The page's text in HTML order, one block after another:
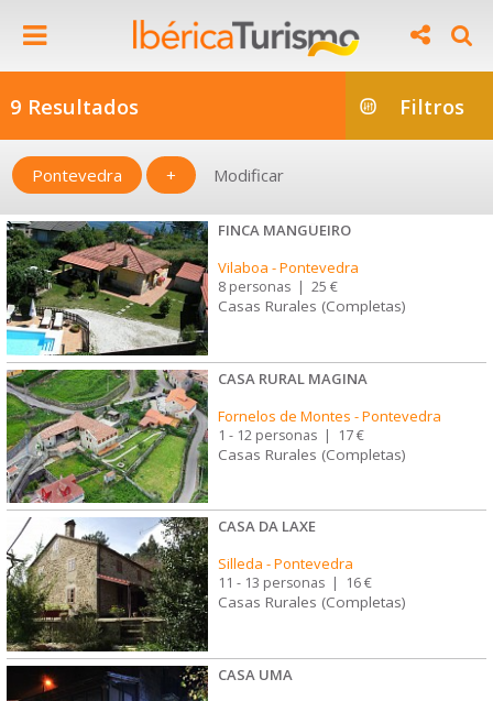
9 Resultados Filtros
Pontevedra + Modificar
FINCA MANGÜEIRO
Vilaboa -Pontevedra
8 personas | 25 €
Casas Rurales (Completas)
CASA RURAL MAGINA
Fornelos de Montes -Pontevedra
1 - 12 personas | 17 €
Casas Rurales (Completas)
CASA DA LAXE
Silleda -Pontevedra
11 - 13 personas 16 €
Casas Rurales (Completas)
CASA UMA